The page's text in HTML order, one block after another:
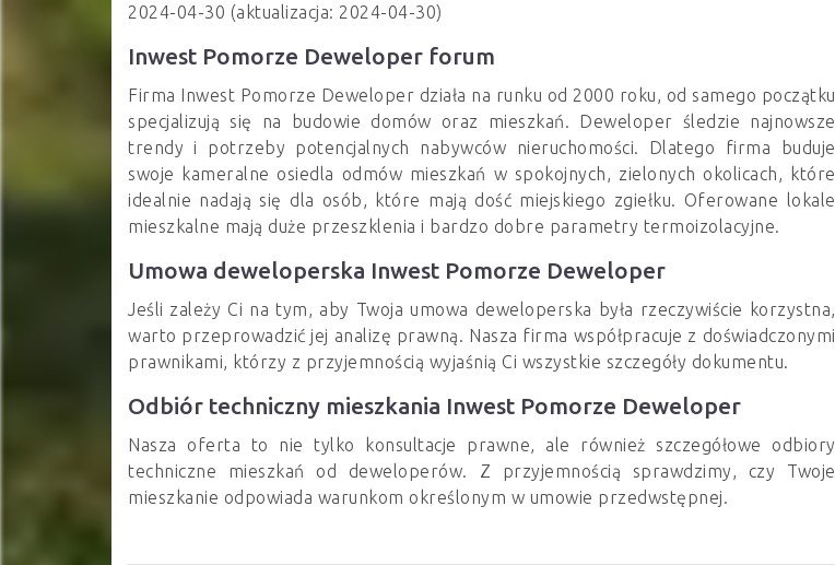
2024-04-30 (aktualizacja: 2024-04-30)
Inwest Pomorze Deweloper forum
Firma Inwest Pomorze Deweloper działa na runku od 2000 roku, od samego początku
specjalizują się na budowie domów oraz mieszkań. Deweloper śledzie najnowsze
trendy i potrzeby potencjalnych nabywców nieruchomości. Dlatego firma buduje
swoje kameralne osiedla odmów mieszkań w spokojnych, zielonych okolicach, które
idealnie nadają się dla osób, które mają dość miejskiego zgiełku. Oferowane lokale
mieszkalne mają duże przeszklenia i bardzo dobre parametry termoizolacyjne.
Umowa deweloperska Inwest Pomorze Deweloper
Jeśli zależy Ci na tym, aby Twoja umowa deweloperska była rzeczywiście korzystna,
warto przeprowadzić jej analizę prawną. Nasza firma współpracuje z doświadczonymi
prawnikami, którzy z przyjemnością wyjaśnią Ci wszystkie szczegóły dokumentu.
Odbiór techniczny mieszkania Inwest Pomorze Deweloper
Nasza oferta to nie tylko konsultacje prawne, ale również szczegółowe odbiory
techniczne mieszkań od deweloperów. Z przyjemnością sprawdzimy, czy Twoje
mieszkanie odpowiada warunkom określonym w umowie przedwstępnej.